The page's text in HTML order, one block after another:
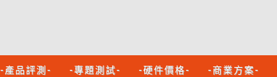
-產品評測- -專題測試- -硬件價格- -商業方案-